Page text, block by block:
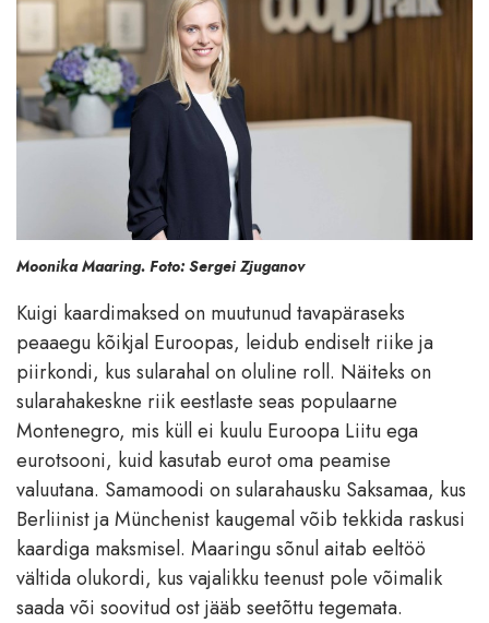
Moonika Maaring. Foto: Sergei Zjuganov
Kuigi kaardimaksed on muutunud tavapäraseks
peaaegu kõikjal Euroopas, leidub endiselt riike ja
piirkondi, kus sularahal on oluline roll. Näiteks on
sularahakeskne riik eestlaste seas populaarne
Montenegro, mis küll ei kuulu Euroopa Liitu ega
eurotsooni, kuid kasutab eurot oma peamise
valuutana. Samamoodi on sularahausku Saksamaa, kus
Berliinist ja Münchenist kaugemal võib tekkida raskusi
kaardiga maksmisel. Maaringu sõnul aitab eeltöö
vältida olukordi, kus vajalikku teenust pole võimalik
saada või soovitud ost jääb seetõttu tegemata.